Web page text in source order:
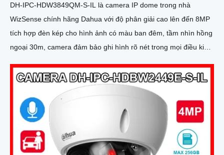
DH-IPC-HDW3849QM-S-IL là camera IP dome trong nhà
WizSense chính hãng Dahua với độ phân giải cao lên đến 8MP
tích hợp đèn kép cho hình ảnh có màu ban đêm, tầm nhìn hồng
ngoại 30m, camera đảm bảo ghi hình rõ nét trong mọi điều kiện
âm, chuẩn POE và khả năng nhận diện chính xác người và
phương tiện giám sát an ninh tốt